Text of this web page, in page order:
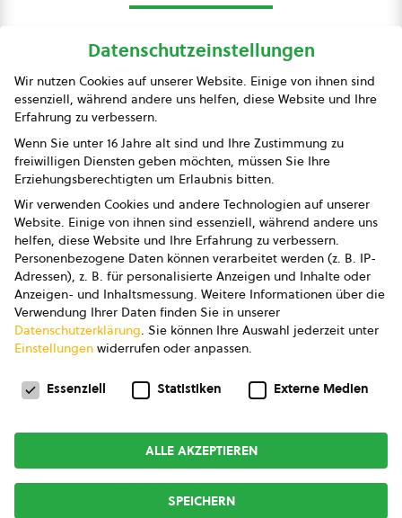
Presse
Impressum
Datenschutz
AGB
AGB Marketing GmbH
AGB Bildung
Newsletter
Copyright © 2026bio austria
Datenschutzeinstellungen
Wir nutzen Cookies auf unserer Website. Einige von ihnen sind
essenziell, während andere uns helfen, diese Website und Ihre
Erfahrung zu verbessern.
Wenn Sie unter 16 Jahre alt sind und Ihre Zustimmung zu
freiwilligen Diensten geben möchten, müssen Sie Ihre
Erziehungsberechtigten um Erlaubnis bitten.
Wir verwenden Cookies und andere Technologien auf unserer
Website. Einige von ihnen sind essenziell, während andere uns
helfen, diese Website und Ihre Erfahrung zu verbessern.
Personenbezogene Daten können verarbeitet werden (z. B. IP-
Adressen), z. B. für personalisierte Anzeigen und Inhalte oder
Anzeigen- und Inhaltsmessung. Weitere Informationen über die
Verwendung Ihrer Daten finden Sie in unserer
Datenschutzerklärung. Sie können Ihre Auswahl jederzeit unter
Einstellungen widerrufen oder anpassen.
Datenschutzeinstellungen
Essenziell Statistiken Externe Medien
ALLE AKZEPTIEREN
SPEICHERN